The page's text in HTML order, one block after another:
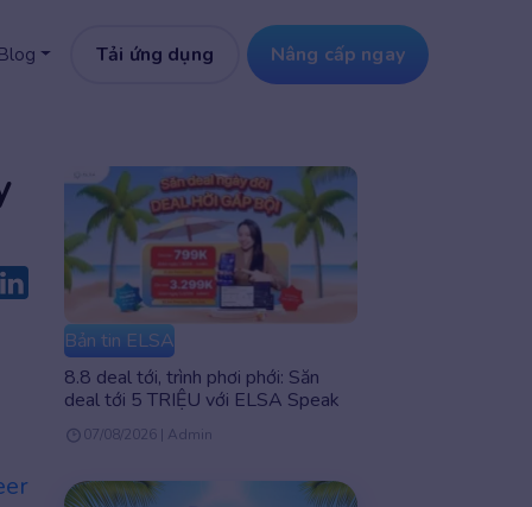
Tải ứng dụng Nâng cấp ngay
Bản tin ELSA
8.8 deal tới, trình phơi phới: Săn
deal tới 5 TRIỆU với ELSA Speak
07/08/2026 | Admin